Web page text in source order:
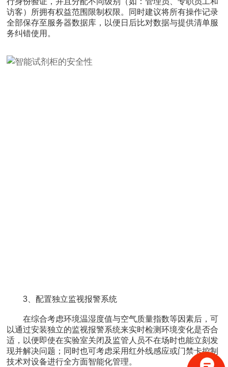
访客）所拥有权益范围限制权限。同时建议将所有操作记录
全部保存至服务器数据库，以便日后比对数据与提供清单服
务纠错使用。
3、配置独立监视报警系统
在综合考虑环境温湿度值与空气质量指数等因素后，可
以通过安装独立的监视报警系统来实时检测环境变化是否合
适，以便即使在实验室关闭及监管人员不在场时也能立刻发
现并解决问题；同时也可考虑采用红外线感应或门禁卡控制
技术对设备进行全方面智能化管理。